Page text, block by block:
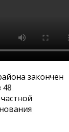
закончен
48